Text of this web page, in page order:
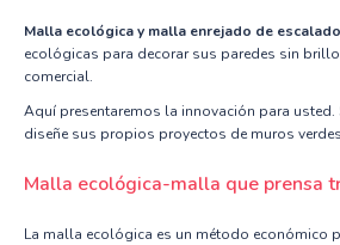
Malla ecológica y malla enrejado de
ecológicas para decorar sus paredes sin
comercial.
Aquí presentaremos la innovación para usted.
diseñe sus propios proyectos de muros
Malla ecológica-malla que prensa
La malla ecológica es un método económico